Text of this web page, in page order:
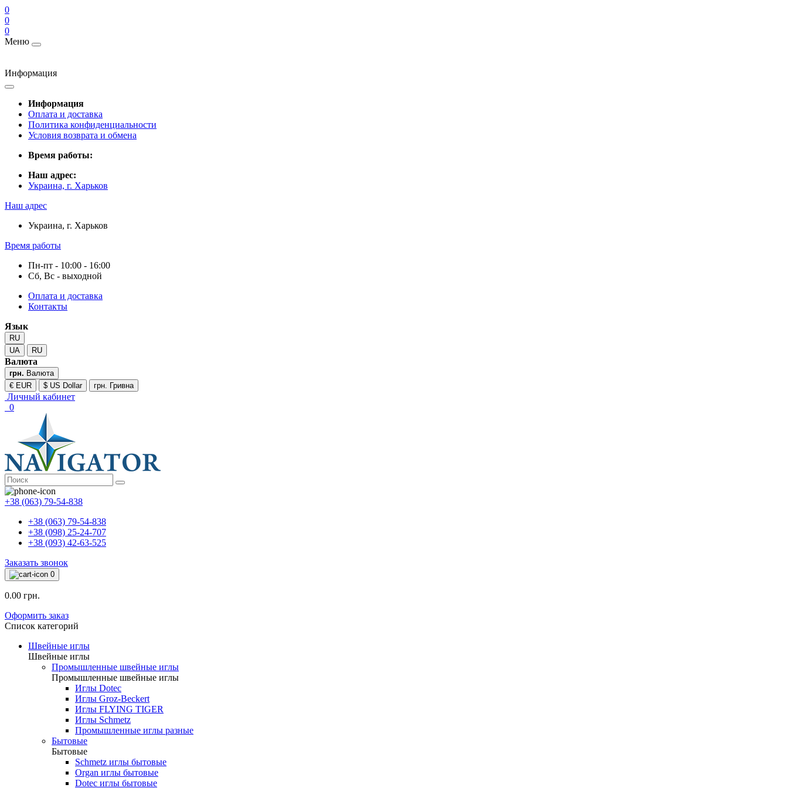
0
0
0
Меню
Информация
Информация
Оплата и доставка
Политика конфиденциальности
Условия возврата и обмена
Время работы:
Наш адрес:
Украина, г. Харьков
Наш адрес
Украина, г. Харьков
Время работы
Пн-пт - 10:00 - 16:00
Сб, Вс - выходной
Оплата и доставка
Контакты
Язык
RU
UA
RU
Валюта
грн. Валюта
€ EUR
$ US Dollar грн. Гривна
Личный кабинет
0
+38 (063) 79-54-838
+38 (063) 79-54-838
+38 (098) 25-24-707
+38 (093) 42-63-525
Заказать звонок
0
0.00 грн.
Оформить заказ
Список категорий
Швейные иглы
Швейные иглы
Промышленные швейные иглы
Промышленные швейные иглы
Иглы Dotec
Иглы Groz-Beckert
Иглы FLYING TIGER
Иглы Schmetz
Промышленные иглы разные
Бытовые
Бытовые
Schmetz иглы бытовые
Organ иглы бытовые
Dotec иглы бытовые